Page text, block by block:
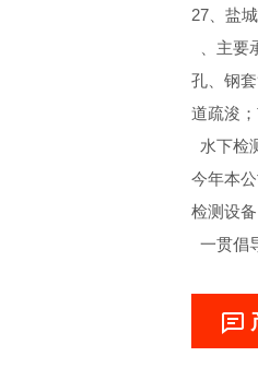
27、盐
、主要
孔、钢
道疏浚；
水下检
今年本
检测设
一贯倡